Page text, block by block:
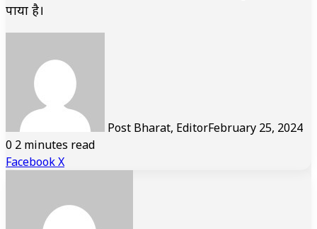
पाया है।
Post Bharat, EditorFebruary 25, 2024
0 2 minutes read
FacebookXLinkedIn
Tumblr
Pinterest
Reddit
VKontakte
Share
Print